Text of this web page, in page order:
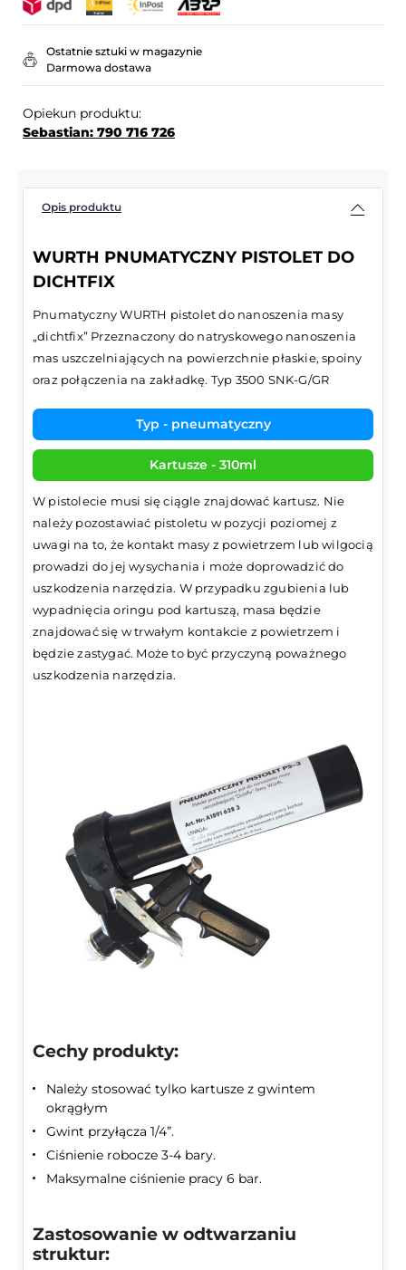
Ostatnie sztuki w magazynie
Darmowa dostawa
Opiekun produktu:
Sebastian: 790 716 726
Opis produktu
WURTH PNUMATYCZNY PISTOLET DO
DICHTFIX
Pnumatyczny WURTH pistolet do nanoszenia masy
„dichtfix” Przeznaczony do natryskowego nanoszenia
mas uszczelniających na powierzchnie płaskie, spoiny
oraz połączenia na zakładkę. Typ 3500 SNK-G/GR
Typ - pneumatyczny
Kartusze - 310ml
W pistolecie musi się ciągle znajdować kartusz. Nie
należy pozostawiać pistoletu w pozycji poziomej z
uwagi na to, że kontakt masy z powietrzem lub wilgocią
prowadzi do jej wysychania i może doprowadzić do
uszkodzenia narzędzia. W przypadku zgubienia lub
wypadnięcia oringu pod kartuszą, masa będzie
znajdować się w trwałym kontakcie z powietrzem i
będzie zastygać. Może to być przyczyną poważnego
uszkodzenia narzędzia.
Cechy produkty:
Należy stosować tylko kartusze z gwintem
okrągłym
Gwint przyłącza 1/4”.
Ciśnienie robocze 3-4 bary.
Maksymalne ciśnienie pracy 6 bar.
Zastosowanie w odtwarzaniu
struktur: